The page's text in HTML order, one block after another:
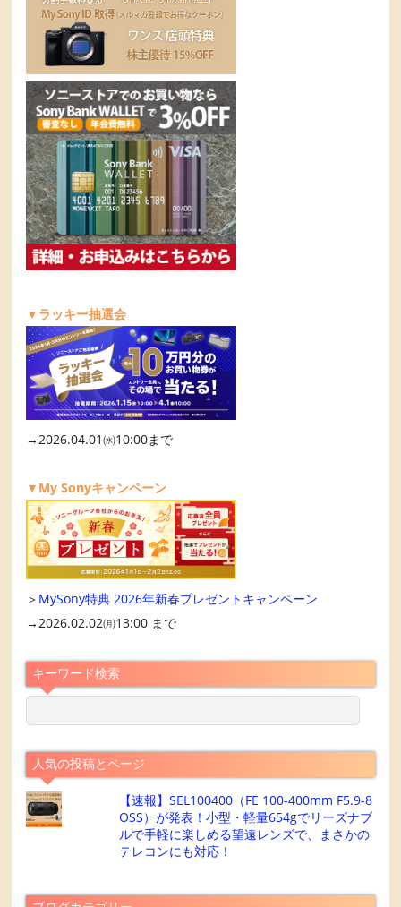
▼ラッキー抽選会
→2026.04.01㈬10:00まで
▼My Sonyキャンペーン
＞ MySony特典 2026年新春プレゼントキャンペーン
→2026.02.02㈪13:00 まで
キーワード検索
人気の投稿とページ
【速報】SEL100400（FE 100-400mm F5.9-8
OSS）が発表！小型・軽量654gでリーズナブ
ルで手軽に楽しめる望遠レンズで、まさかの
テレコンにも対応！